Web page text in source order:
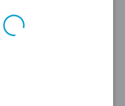
: Diese Gutscheine
für Ihre Bestellung.
Prozentsatzrabatte eignen
Cashback-Angebote
Zeit summieren und
für kleine Bestellungen
Marken.